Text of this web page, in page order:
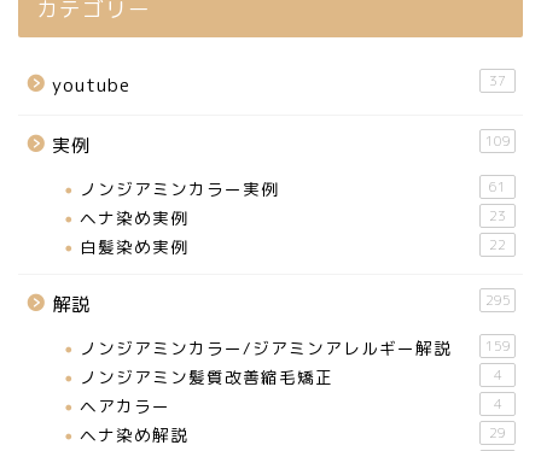
カテゴリー
youtube 37
実例 109
ノンジアミンカラー実例 61
ヘナ染め実例 23
白髪染め実例 22
解説 295
ノンジアミンカラー/ジアミンアレルギー解説 159
ノンジアミン髪質改善縮毛矯正 4
ヘアカラー 4
ヘナ染め解説 29